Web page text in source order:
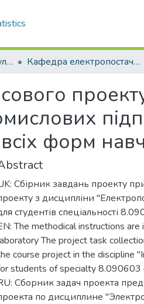
Електротехнічний факультет Кафедра електропостачання промислових підприємств (Кафедра ЕПП)
форм
Сбірник завдань проекту
з дисципліни
студентів спеціальності
The methodical instructions
The project task
course project in the discipline
students of specialty 8.090603
Сборник задач проекта
по дисциплине